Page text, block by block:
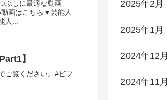
ぶしに最適な動画
画はこちら▼芸能人
人...
】
ご覧ください。#ビフ
2025年2月
2025年1月
2024年12月
2024年11月